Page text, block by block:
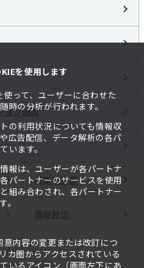
を使用します
って、ユーザーに合わせた
時の分析が行われます。
の利用状況についても情報収
広告配信、データ解析の各パ
います。
報は、ユーザーが各パートナ
パートナーのサービスを使用
組み合わされ、各パートナー
。
内容の変更または改訂につ
カ圏からアクセスされている
いるアイコン（画面左下にあ
ョン施設
調査報告書